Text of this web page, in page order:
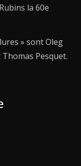
la 60e
» sont Oleg
Pesquet.